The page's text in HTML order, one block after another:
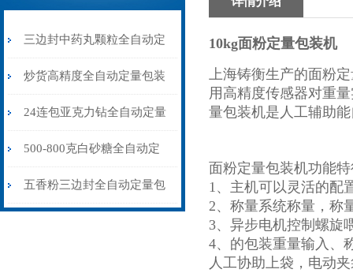
三边封中药丸颗粒全自动定
量包装机6-8克
炒货高精度全自动定量包装
机100-500克\包
24连包亚克力钻全自动定量
包装机高精度不漏料厂家
500-800克白砂糖全自动定
量包装机量杯式
五香粉三边封全自动定量包
10kg面粉定量包装机
上海铸衡生产的面粉
用高精度传感器对重
量包装机是人工辅助
面粉定量包装机功能
1、主机可以灵活的配
2、称量系统称量，称
3、异步电机控制螺旋
4、的包装重量输入、
人工协助上袋，电动